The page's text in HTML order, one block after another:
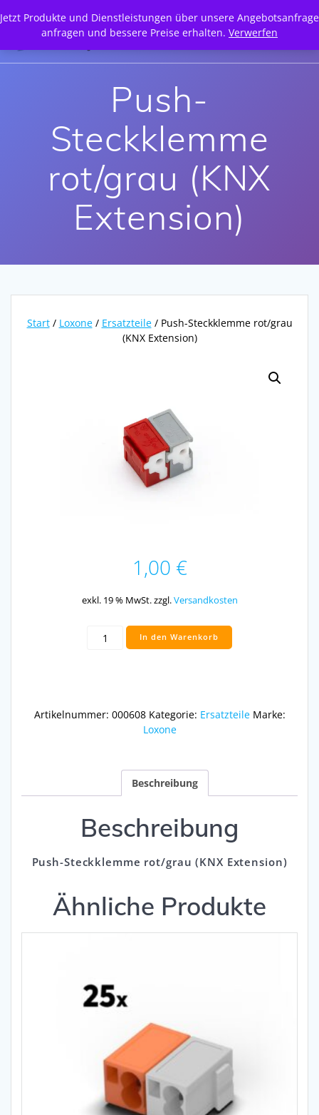
Jetzt Produkte und Dienstleistungen über unsere Angebotsanfrage
anfragen und bessere Preise erhalten. Verwerfen
Inhalt
springen
Push-
Steckklemme
rot/grau (KNX
Extension)
Start/ Loxone/ Ersatzteile/ Push-Steckklemme rot/grau
(KNX Extension)
1,00 €
exkl. 19 % MwSt. zzgl.Versandkosten
Push-
Steckklemme
In den Warenkorb
Artikelnummer: 000608 Kategorie: Ersatzteile Marke:
Loxone
Beschreibung
Beschreibung
Push-Steckklemme rot/grau (KNX Extension)
Ähnliche Produkte